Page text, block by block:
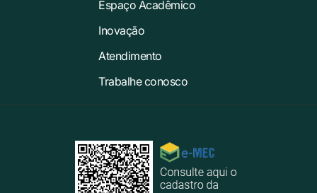
Espaço Acadêmico
Inovação
Atendimento
Trabalhe conosco